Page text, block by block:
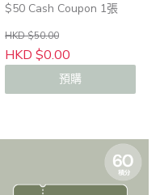
$50 Cash Coupon 1張
HKD $50.00
HKD $0.00
預購